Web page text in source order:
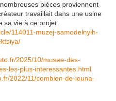
pièces proviennent
travaillait dans une usine
sa vie à ce projet.
114011-muzej-samodelnyih-
2025/10/musee-des-
les-plus-interessantes.html
2022/11/combien-de-iouna-